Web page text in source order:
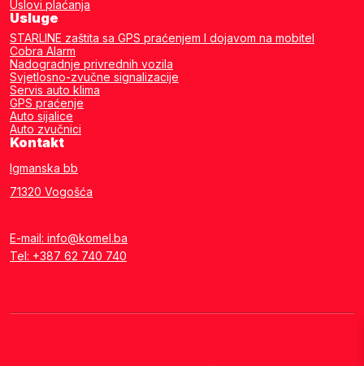
Uslovi plaćanja
Usluge
STARLINE zaštita sa GPS praćenjem I dojavom na mobitel
Cobra Alarm
Nadogradnje privrednih vozila
Svjetlosno-zvučne signalizacije
Servis auto klima
GPS praćenje
Auto sijalice
Auto zvučnici
Kontakt
Igmanska bb
71320 Vogošća
E-mail: info@komel.ba
Tel: +387 62 740 740